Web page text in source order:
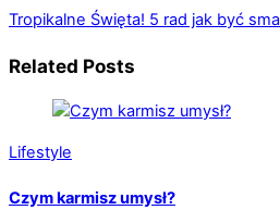
Tropikalne Święta! 5 rad jak być
Related Posts
Lifestyle
Czym karmisz umysł?